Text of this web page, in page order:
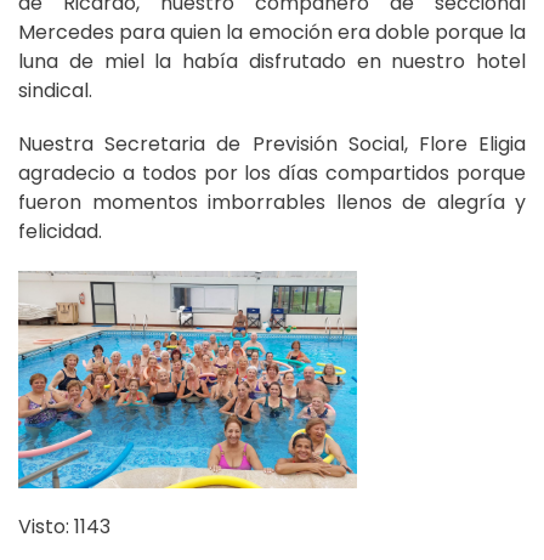
Mercedes para quien la emoción era doble porque la
luna de miel la había disfrutado en nuestro hotel
sindical.
Nuestra Secretaria de Previsión Social, Flore Eligia
agradecio a todos por los días compartidos porque
fueron momentos imborrables llenos de alegría y
felicidad.
Visto: 1143